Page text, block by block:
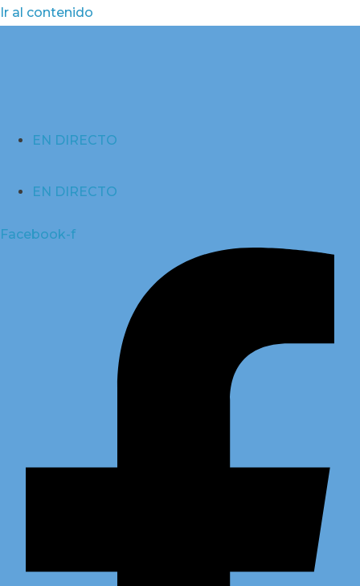
Ir al contenido
EN DIRECTO
EN DIRECTO
Facebook-f